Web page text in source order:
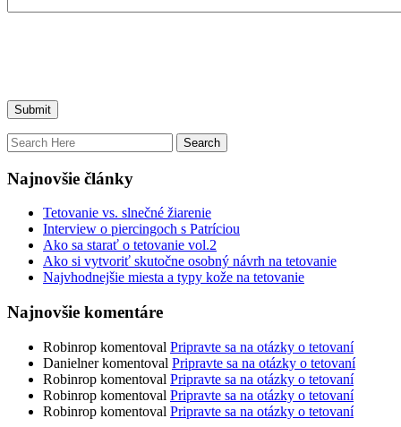
Najnovšie články
Tetovanie vs. slnečné žiarenie
Interview o piercingoch s Patríciou
Ako sa starať o tetovanie vol.2
Ako si vytvoriť skutočne osobný návrh na tetovanie
Najvhodnejšie miesta a typy kože na tetovanie
Najnovšie komentáre
Robinrop komentoval Pripravte sa na otázky o tetovaní
Danielnerkomentoval Pripravte sa na otázky o tetovaní
Robinrop komentoval Pripravte sa na otázky o tetovaní
Robinrop komentoval Pripravte sa na otázky o tetovaní
Robinrop komentoval Pripravte sa na otázky o tetovaní